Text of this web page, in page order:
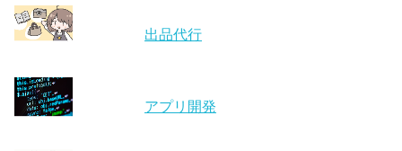
出品代行
アプリ開発